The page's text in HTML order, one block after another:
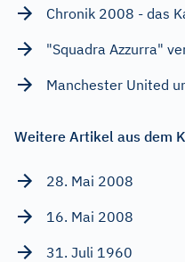
Chronik 2008 - das
"Squadra Azzurra"
Manchester United
Weitere Artikel aus dem
28. Mai 2008
16. Mai 2008
31. Juli 1960